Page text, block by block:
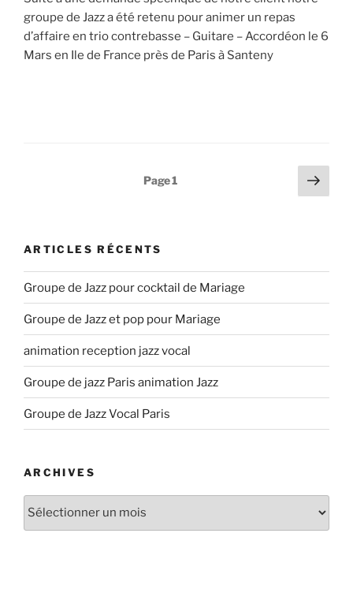
groupe de Jazz a été retenu pour animer un repas
d’affaire en trio contrebasse – Guitare – Accordéon le 6
Mars en Ile de France près de Paris à Santeny
Page1
Page
ARTICLES RÉCENTS
Groupe de Jazz pour cocktail de Mariage
Groupe de Jazz et pop pour Mariage
animation reception jazz vocal
Groupe de jazz Paris animation Jazz
Groupe de Jazz Vocal Paris
ARCHIVES
Archives